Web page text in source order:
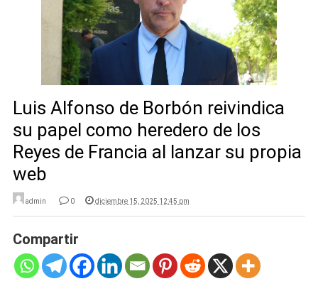
Luis Alfonso de Borbón reivindica
su papel como heredero de los
Reyes de Francia al lanzar su propia
web
admin 0 diciembre 15, 2025 12:45 pm
Compartir